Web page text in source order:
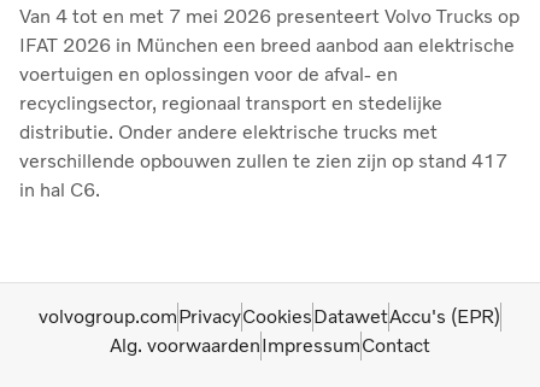
Van 4 tot en met 7 mei 2026 presenteert Volvo Trucks op
IFAT 2026 in München een breed aanbod aan elektrische
voertuigen en oplossingen voor de afval- en
recyclingsector, regionaal transport en stedelijke
distributie. Onder andere elektrische trucks met
verschillende opbouwen zullen te zien zijn op stand 417
in hal C6.
volvogroup.comPrivacyCookiesDatawetAccu's (EPR)
Alg. voorwaardenImpressumContact